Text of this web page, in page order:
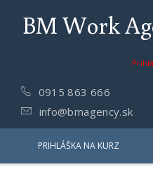
BM Work
0915 863 666
info@bmagency.sk
PRIHLÁŠKA NA KURZ